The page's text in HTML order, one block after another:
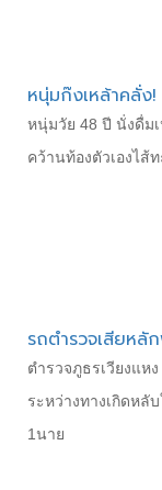
หนุ่มก๊งเหล้าคลั่ง
หนุ่มวัย 48 ปี นั่งดื่ม
คว้านท้องตัวเองไส้
รถตำรวจเสียหลั
ตำรวจภูธรเวียงแห
ระหว่างทางเกิดหลั
1นาย